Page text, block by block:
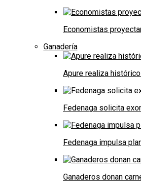
Economistas
Ganadería
Apure realiza
Fedenaga solicita
Fedenaga impulsa
Ganaderos donan